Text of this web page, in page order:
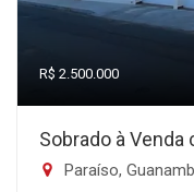
R$ 2.500.000
Sobrado à Venda
Paraíso,